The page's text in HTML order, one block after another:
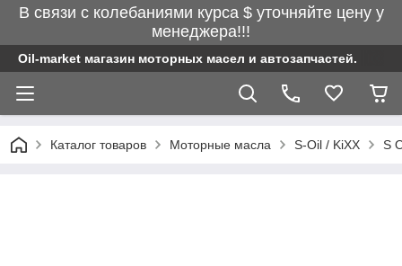
В связи с колебаниями курса $ уточняйте цену у
менеджера!!!
Oil-market магазин моторных масел и автозапчастей.
Каталог товаров Моторные масла S-Oil / KiXX S